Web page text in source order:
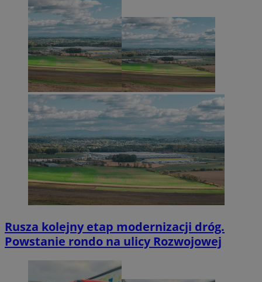
Rusza kolejny etap modernizacji dróg.
Powstanie rondo na ulicy Rozwojowej